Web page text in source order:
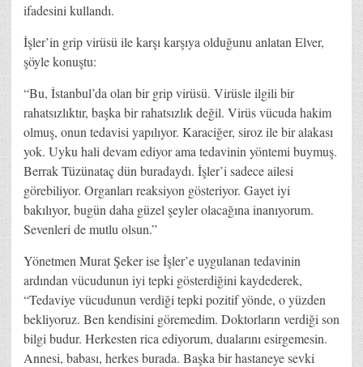
ifadesini kullandı.
İşler’in grip virüsü ile karşı karşıya olduğunu anlatan Elver,
şöyle konuştu:
“Bu, İstanbul’da olan bir grip virüsü. Virüsle ilgili bir
rahatsızlıktır, başka bir rahatsızlık değil. Virüs vücuda hakim
olmuş, onun tedavisi yapılıyor. Karaciğer, siroz ile bir alakası
yok. Uyku hali devam ediyor ama tedavinin yöntemi buymuş.
Berrak Tüzünataç dün buradaydı. İşler’i sadece ailesi
görebiliyor. Organları reaksiyon gösteriyor. Gayet iyi
bakılıyor, bugün daha güzel şeyler olacağına inanıyorum.
Sevenleri de mutlu olsun.”
Yönetmen Murat Şeker ise İşler’e uygulanan tedavinin
ardından vücudunun iyi tepki gösterdiğini kaydederek,
“Tedaviye vücudunun verdiği tepki pozitif yönde, o yüzden
bekliyoruz. Ben kendisini göremedim. Doktorların verdiği son
bilgi budur. Herkesten rica ediyorum, dualarını esirgemesin.
Annesi, babası, herkes burada. Başka bir hastaneye sevki